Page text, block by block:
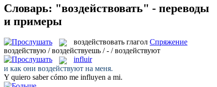
Словарь: "воздействовать" - переводы
и примеры
воздействовать глагол Спряжение
воздействую / воздействуешь / - / воздействуют
influir
и как они воздействуют на меня.
Y quiero saber cómo me influyen a mi.